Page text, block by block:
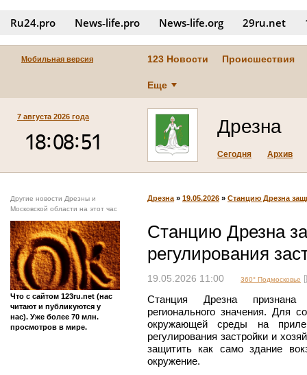
Ru24.pro News‑life.pro News‑life.org 29ru.net
Мобильная версия 123 Новости Происшествия
Еще
7 августа 2026 года Дрезна
Сегодня Архив
Другие новости Дрезны и
Московской области на этот час
Что с сайтом 123ru.net (нас
читают и публикуются у
нас). Уже более 70 млн.
просмотров в мире.
Дрезна » 19.05.2026 » Станцию Дрезна
Станцию Дрезна
регулирования
19.05.2026 11:00 360° Подмосковье
Станция Дрезна признана
регионального значения. Для
окружающей среды на
регулирования застройки и
защитить как само здание
окружение.